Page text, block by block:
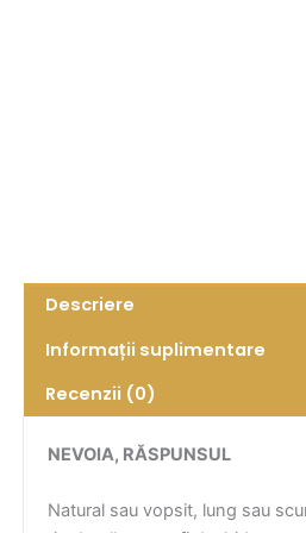
Descriere
Informații suplimentare
Recenzii (0)
NEVOIA, RĂSPUNSUL
Natural sau vopsit, lung sau